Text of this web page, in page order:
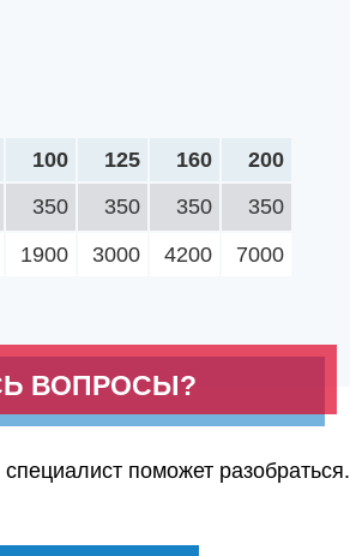
100 125 160 200
350 350 350 350
1900 3000 4200 7000
ВОПРОСЫ?
поможет разобраться.